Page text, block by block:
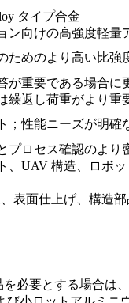
タイプ合金
ン向けの高強度軽量
ためのより高い比強
が重要である場合に
繰返し荷重がより
；性能ニーズが明確
プロセス確認のよ
、UAV 構造、ロボ
表面仕上げ、構造
必要とする場合は